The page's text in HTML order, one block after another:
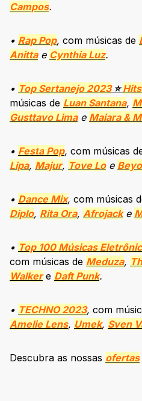
Campos.
• Rap Pop, com músicas de
Anittae Cynthia Luz.
• Top Sertanejo 2023⭐
músicas de Luan Santana,
Gusttavo Limae Maiara &
• Festa Pop, com músicas
Lipa, Majur, Tove Loe
• Dance Mix, com músicas
Diplo, Rita Ora, Afrojacke
• Top 100 Músicas
com músicas de Meduza,
Walker e Daft Punk.
• TECHNO 2023, com
Amelie Lens, Umek, Sven
Descubra as nossas ofertas